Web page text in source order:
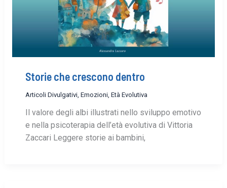
Storie che crescono dentro
Articoli Divulgativi, Emozioni, Età Evolutiva
Il valore degli albi illustrati nello sviluppo emotivo
e nella psicoterapia dell’età evolutiva di Vittoria
Zaccari Leggere storie ai bambini,